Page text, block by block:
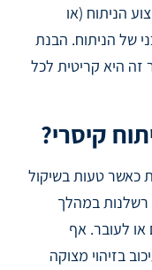
הניתוח (או
של הניתוח. הבנת
היא קריטית לכל
קיסרי?
כאשר טעות בשיקול
רשלנות במהלך
לעובר. אף
בזיהוי מצוקה